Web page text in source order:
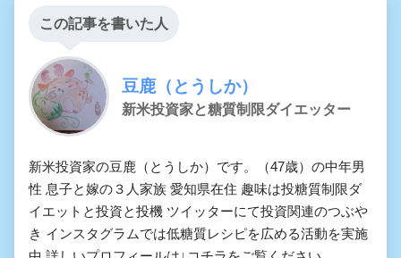
この記事を書いた人
豆鹿（とうしか）
新米投資家と糖質制限ダイエッター
新米投資家の豆鹿（とうしか）です。（47歳）の中年男
性 息子と嫁の３人家族 愛知県在住 趣味は投糖質制限ダ
イエットと投資と投機 ツイッターにて投資関連のつぶや
き インスタグラムでは低糖質レシピを広める活動を実施